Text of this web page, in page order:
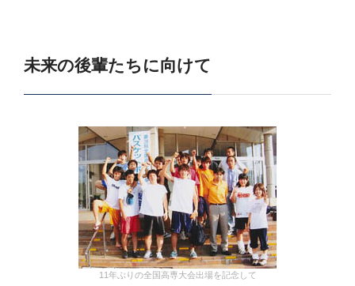
未来の後輩たちに向けて
11年ぶりの全国高専大会出場を記念して